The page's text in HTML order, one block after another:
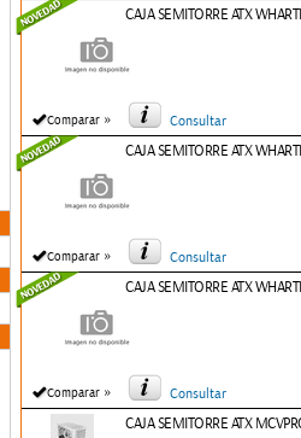
Comparar »
CAJA SEMITORRE ATX
Consultar
Comparar »
CAJA SEMITORRE ATX
Consultar
Comparar »
CAJA SEMITORRE ATX
Consultar
CAJA SEMITORRE ATX